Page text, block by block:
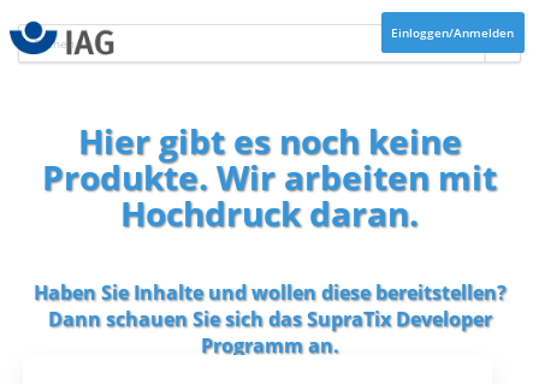
Einloggen/Anmelden
Hier gibt es noch keine
Produkte. Wir arbeiten mit
Hochdruck daran.
Haben Sie Inhalte und wollen diese bereitstellen?
Dann schauen Sie sich dasSupraTix Developer
Programman.